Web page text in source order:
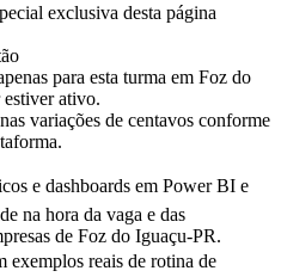
exclusiva desta página
para esta turma em Foz do
ativo.
variações de centavos conforme
e dashboards em Power BI e
na hora da vaga e das
de Foz do Iguaçu-PR.
exemplos reais de rotina de